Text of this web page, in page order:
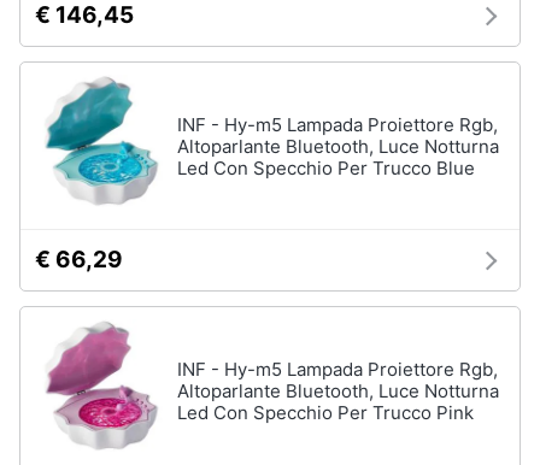
€ 146,45
INF - Hy-m5 Lampada Proiettore Rgb,
Altoparlante Bluetooth, Luce Notturna
Led Con Specchio Per Trucco Blue
€ 66,29
INF - Hy-m5 Lampada Proiettore Rgb,
Altoparlante Bluetooth, Luce Notturna
Led Con Specchio Per Trucco Pink